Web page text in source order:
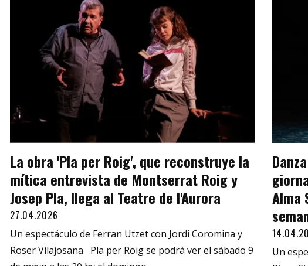
La obra 'Pla per Roig', que reconstruye la
mítica entrevista de Montserrat Roig y
Josep Pla, llega al Teatre de l'Aurora
27.04.2026
Un espectáculo de Ferran Utzet con Jordi Coromina y
Roser Vilajosana Pla per Roig se podrá ver el sábado 9
Alma
Un